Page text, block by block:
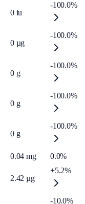
0 iu
-100.0%
0 µg
-100.0%
0 g
-100.0%
0 g
-100.0%
0 g
-100.0%
0.04 mg 0.0%
2.42 µg
+5.2%
-10.0%